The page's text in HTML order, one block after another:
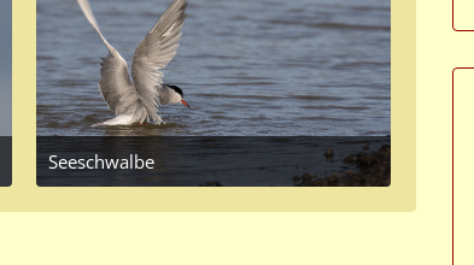
Seeschwalbe
April 24, 2017 at 1:55 PM
2